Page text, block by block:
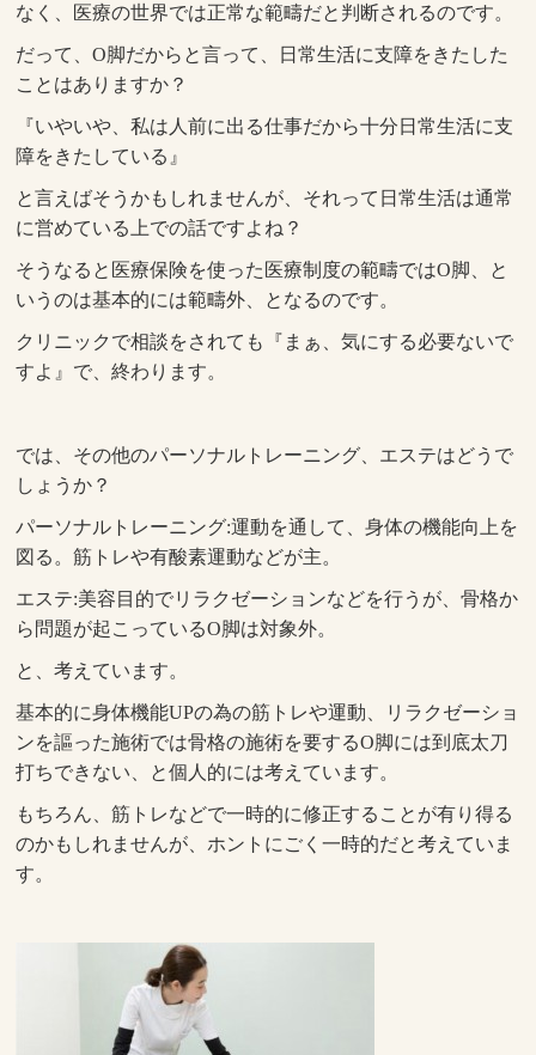
なく、医療の世界では正常な範疇だと判断されるのです。
だって、O脚だからと言って、日常生活に支障をきたした
ことはありますか？
『いやいや、私は人前に出る仕事だから十分日常生活に支
障をきたしている』
と言えばそうかもしれませんが、それって日常生活は通常
に営めている上での話ですよね？
そうなると医療保険を使った医療制度の範疇ではO脚、と
いうのは基本的には範疇外、となるのです。
クリニックで相談をされても『まぁ、気にする必要ないで
すよ』で、終わります。
では、その他のパーソナルトレーニング、エステはどうで
しょうか？
パーソナルトレーニング:運動を通して、身体の機能向上を
図る。筋トレや有酸素運動などが主。
エステ:美容目的でリラクゼーションなどを行うが、骨格か
ら問題が起こっているO脚は対象外。
と、考えています。
基本的に身体機能UPの為の筋トレや運動、リラクゼーショ
ンを謳った施術では骨格の施術を要するO脚には到底太刀
打ちできない、と個人的には考えています。
もちろん、筋トレなどで一時的に修正することが有り得る
のかもしれませんが、ホントにごく一時的だと考えていま
す。